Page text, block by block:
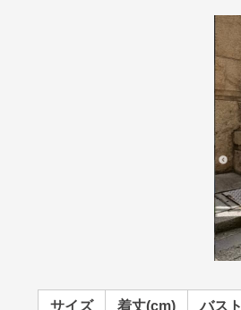
サイズ 着丈(cm) バス